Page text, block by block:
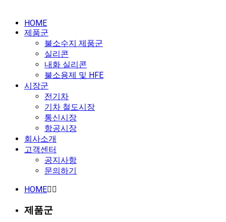
HOME
제품군
불소수지 제품군
실리콘
내화 실리콘
불소용제 및 HFE
시장군
전기차
기차 철도시장
통신시장
항공시장
회사소개
고객센터
공지사항
문의하기
HOME
제품군